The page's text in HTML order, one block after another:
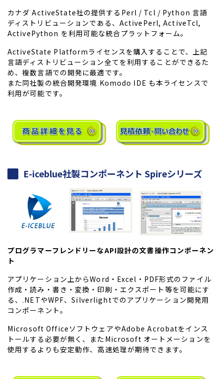
カナダ ActiveState社の提供するPerl / Tcl / Python 言語
ディストリビューションである、ActivePerl, ActiveTcl,
ActivePython を利用可能な統合プラットフォーム。
ActiveState Platformライセンスを購入することで、上記
言語ディストリビューション全てを利用することができるた
め、複数言語での開発に最適です。
また同社製の統合開発環境 Komodo IDE も本ライセンスで
利用が可能です。
E-iceblue社製コンポーネント Spireシリーズ
プログラマーフレンドリーなAPI設計の文書操作コンポーネン
ト
アプリケーション上からWord・Excel・PDF形式のファイル
作成・読み・書き・変換・印刷・エクスポート等を可能にす
る、.NETやWPF、Silverlightでのアプリケーション開発用
コンポーネント。
Microsoft OfficeソフトウェアやAdobe Acrobatをインス
トールする必要が無く、またMicrosoft オートメーションを
使用するよりも安定動作、高速処理が期待できます。